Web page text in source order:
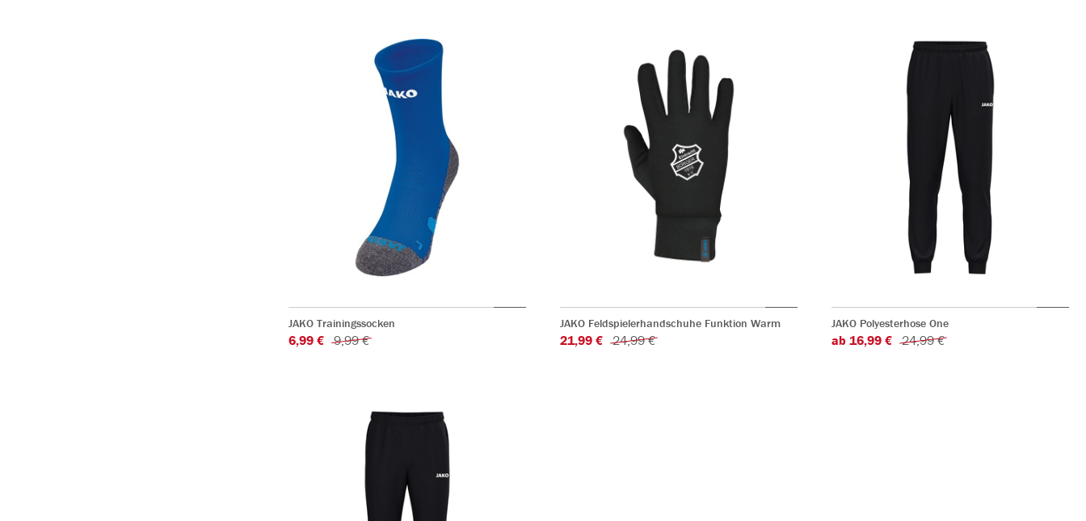
JAKO Trainingssocken
6,99 € 9,99 €
JAKO Feldspielerhandschuhe Funktion Warm
21,99 € 24,99 €
JAKO Polyesterhose One
ab 16,99 € 24,99 €